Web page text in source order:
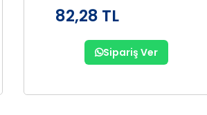
82,28 TL
Sipariş Ver